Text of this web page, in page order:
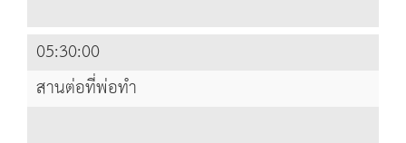
05:30:00
สานต่อที่พ่อทำ